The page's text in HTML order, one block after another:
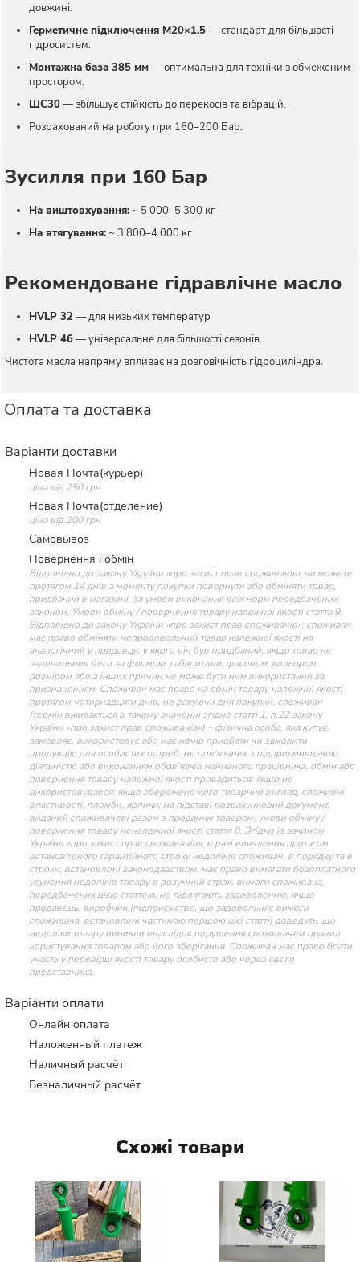
довжині.
Герметичне підключення М20×1.5— стандарт для більшості
гідросистем.
Монтажна база 385 мм— оптимальна для техніки з обмеженим
простором.
ШС30— збільшує стійкість до перекосів та вібрацій.
Розрахований на роботу при 160–200 Бар.
Зусилля при 160 Бар
На виштовхування: ~ 5 000–5 300 кг
На втягування: ~ 3 800–4 000 кг
Рекомендоване гідравлічне масло
HVLP 32— для низьких температур
HVLP 46— універсальне для більшості сезонів
Чистота масла напряму впливає на довговічність гідроциліндра.
Оплата та доставка
Варіанти доставки
Новая Почта(курьер)
ціна від 250 грн
Новая Почта(отделение)
ціна від 200 грн
Самовывоз
Повернення і обмін
Відповідно до закону України «про захист прав споживачів» ви можете
протягом 14 днів з моменту покупки повернути або обміняти товар,
придбаний в магазині, за умови виконання всіх норм передбачених
законом. Умови обміну / повернення товару належної якості стаття 9.
Відповідно до закону України «про захист прав споживачів»: споживач
має право обміняти непродовольчий товар належної якості на
аналогічний у продавця, у якого він був придбаний, якщо товар не
задовольнив його за формою, габаритами, фасоном, кольором,
розміром або з інших причин не може бути ним використаний за
призначенням. Споживач має право на обмін товару належної якості
протягом чотирнадцяти днів, не рахуючи дня покупки. споживач
(термін вживається в такому значенні згідно статті 1. п.22 закону
України «про захист прав споживачів») – фізична особа, яка купує,
замовляє, використовує або має намір придбати чи замовити
продукцію для особистих потреб, не пов’язаних з підприємницькою
діяльністю або виконанням обов’язків найманого працівника. обмін або
повернення товару належної якості провадиться: якщо не
використовувався; якщо збережено його товарний вигляд, споживчі
властивості, пломби, ярлики; на підставі розрахунковий документ,
виданий споживачеві разом з проданим товаром. умови обміну /
повернення товару неналежної якості стаття 8. Згідно із законом
України «про захист прав споживачів»: в разі виявлення протягом
встановленого гарантійного строку недоліків споживач, в порядку та в
строки, встановлені законодавством, має право вимагати безоплатного
усунення недоліків товару в розумний строк. вимоги споживача,
передбачених цією статтею, не підлягають задоволенню, якщо
продавець, виробник (підприємство, що задовольняє вимоги
споживача, встановлені частиною першою цієї статті) доведуть, що
недоліки товару виникли внаслідок порушення споживачем правил
користування товаром або його зберігання. Споживач має право брати
участь у перевірці якості товару особисто або через свого
представника.
Варіанти оплати
Онлайн оплата
Наложенный платеж
Наличный расчёт
Безналичный расчёт
Схожі товари